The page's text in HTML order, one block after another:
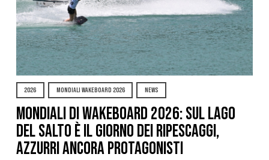
2026 MONDIALI WAKEBOARD 2026 NEWS
Mondiali di Wakeboard 2026: sul Lago
del Salto è il giorno dei ripescaggi,
azzurri ancora protagonisti